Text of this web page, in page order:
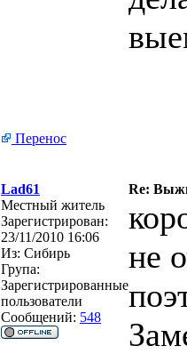
Перенос
Lad61
Re:
Местный житель
Зарегистрирован:
23/11/2010 16:06
Из: Сибирь
Група:
Зарегистрированные
пользователи
Сообщений: 548
не